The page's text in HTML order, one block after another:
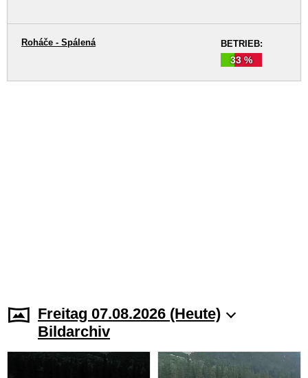
BETRIEB:
33 %
Roháče - Spálená
Freitag 07.08.2026 (Heute)
Bildarchiv